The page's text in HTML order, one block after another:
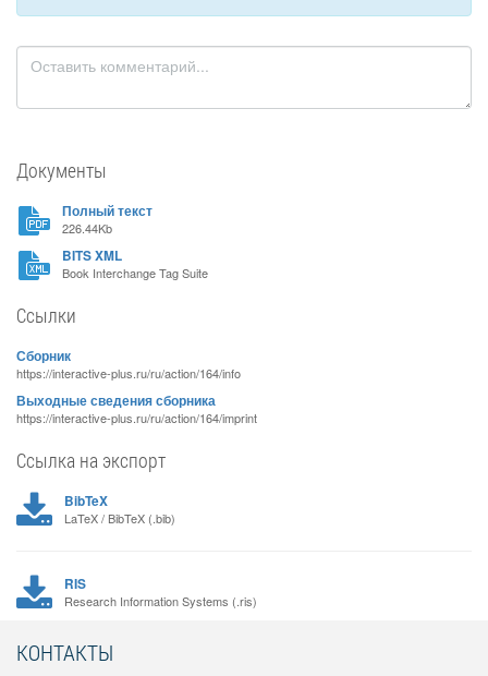
Документы
Полный текст
226.44Kb
BITS XML
Book Interchange Tag Suite
Ссылки
Сборник
https://interactive-plus.ru/ru/action/164/info
Выходные сведения сборника
https://interactive-plus.ru/ru/action/164/imprint
Ссылка на экспорт
BibTeX
LaTeX / BibTeX (.bib)
RIS
Research Information Systems (.ris)
КОНТАКТЫ